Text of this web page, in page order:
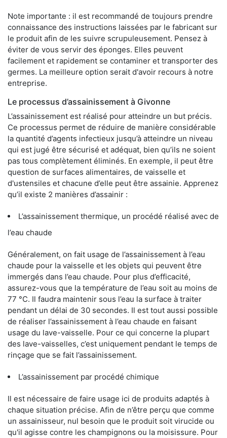
Note importante : il est recommandé de toujours prendre
connaissance des instructions laissées par le fabricant sur
le produit afin de les suivre scrupuleusement. Pensez à
éviter de vous servir des éponges. Elles peuvent
facilement et rapidement se contaminer et transporter des
germes. La meilleure option serait d'avoir recours à notre
entreprise.
Le processus d’assainissement à Givonne
L’assainissement est réalisé pour atteindre un but précis.
Ce processus permet de réduire de manière considérable
la quantité d’agents infectieux jusqu’à atteindre un niveau
qui est jugé être sécurisé et adéquat, bien qu’ils ne soient
pas tous complètement éliminés. En exemple, il peut être
question de surfaces alimentaires, de vaisselle et
d'ustensiles et chacune d’elle peut être assainie. Apprenez
qu’il existe 2 manières d’assainir :
L’assainissement thermique, un procédé réalisé avec de
l’eau chaude
Généralement, on fait usage de l’assainissement à l’eau
chaude pour la vaisselle et les objets qui peuvent être
immergés dans l’eau chaude. Pour plus d’efficacité,
assurez-vous que la température de l’eau soit au moins de
77 °C. Il faudra maintenir sous l’eau la surface à traiter
pendant un délai de 30 secondes. Il est tout aussi possible
de réaliser l’assainissement à l’eau chaude en faisant
usage du lave-vaisselle. Pour ce qui concerne la plupart
des lave-vaisselles, c’est uniquement pendant le temps de
rinçage que se fait l’assainissement.
L’assainissement par procédé chimique
Il est nécessaire de faire usage ici de produits adaptés à
chaque situation précise. Afin de n’être perçu que comme
un assainisseur, nul besoin que le produit soit virucide ou
qu'il agisse contre les champignons ou la moisissure. Pour